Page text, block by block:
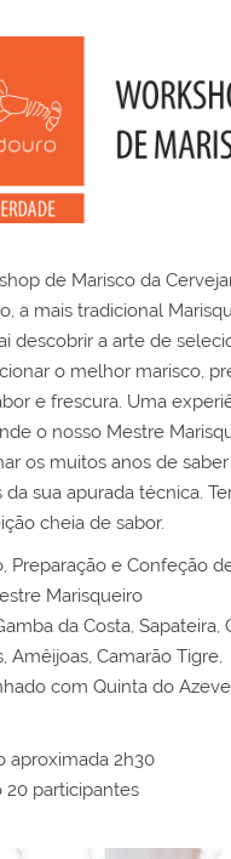
de Marisco da
a mais tradicional
descobrir a arte de
o melhor marisco,
e frescura. Uma
o nosso Mestre
os muitos anos de
da sua apurada técnica.
cheia de sabor.
Preparação e Confeção
Marisqueiro
da Costa, Sapateira,
Amêijoas, Camarão Tigre,
com Quinta do
aproximada 2h30
20 participantes